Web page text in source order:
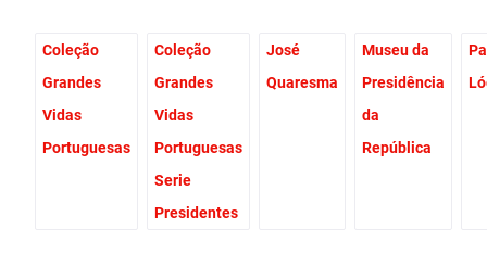
Coleção
Grandes
Vidas
Portuguesas
Coleção
Grandes
Vidas
Portuguesas
Serie
Presidentes
José
Quaresma
Museu da
Presidência
da
República